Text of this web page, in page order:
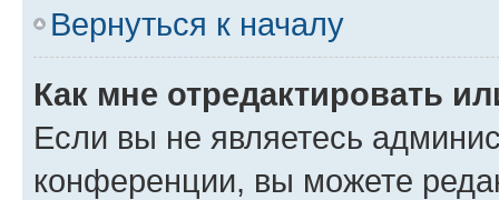
Вернуться к началу
Как мне отредактировать
Если вы не являетесь
конференции, вы можете